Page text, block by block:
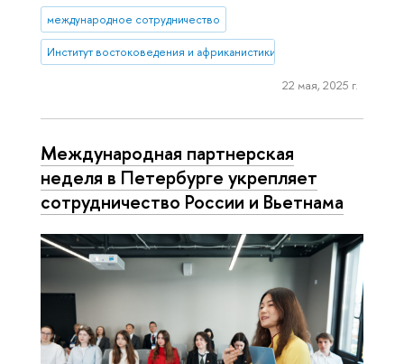
международное сотрудничество
Институт востоковедения и африканистики
22 мая, 2025 г.
Международная партнерская
неделя в Петербурге укрепляет
сотрудничество России и Вьетнама